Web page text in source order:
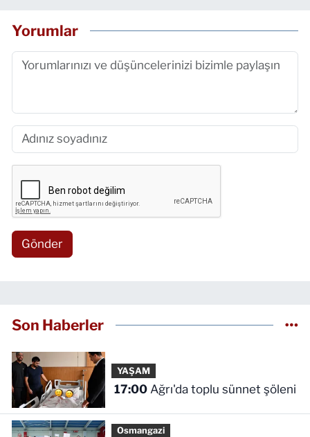
Yorumlar
Gönder
Son Haberler
YAŞAM
17:00 Ağrı'da toplu sünnet şöleni
Osmangazi